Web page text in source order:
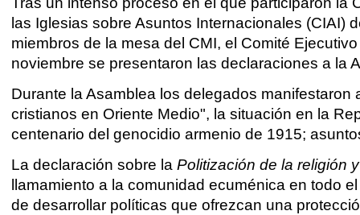
las Iglesias sobre Asuntos Internacionales (CIAI)
miembros de la mesa del CMI, el Comité
noviembre se presentaron las declaraciones a la
Durante la Asamblea los delegados
cristianos en Oriente Medio", la situación en la
centenario del genocidio armenio de 1915;
La declaración sobre laPolitización de la religión
llamamiento a la comunidad ecuménica en todo
de desarrollar políticas que ofrezcan una